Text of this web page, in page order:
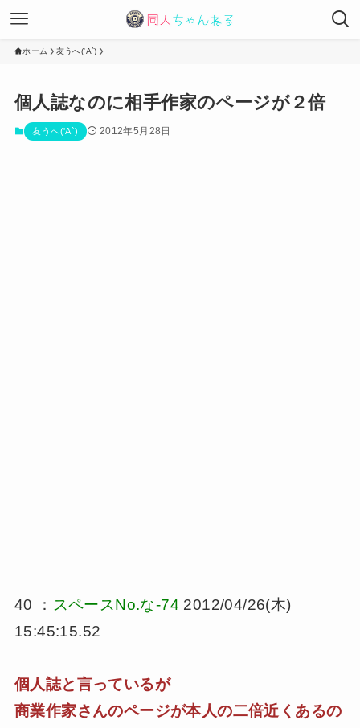
ホーム 友うへ('A`)
個人誌なのに相手作家のページが２倍
友うへ('A`) 2012年5月28日
40 ： スペースNo.な-74 2012/04/26(木)
15:45:15.52
個人誌と言っているが
商業作家さんのページが本人の二倍近くあるの